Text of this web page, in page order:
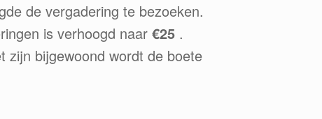
de vergadering te bezoeken.
is verhoogd naar€25 .
zijn bijgewoond wordt de boete